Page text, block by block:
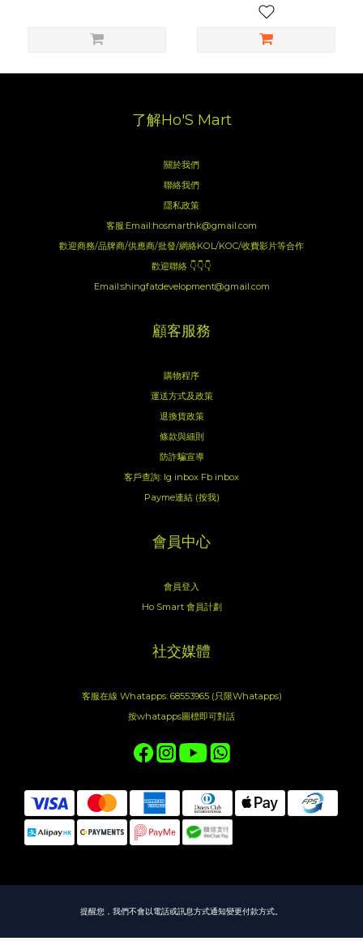
了解Ho'S Mart
關於我們
聯絡我們
隱私政策
客服:Email:hosmarthk@gmail.com
歡迎商務/品牌商/供應商/批發/網絡KOL/KOC/收費影片等合作
歡迎聯絡 👇👇👇
Email:shingfatdevelopment@gmail.com
顧客服務
購物程序
運送方式及政策
退換貨政策
條款與細則
防詐騙宣導
客戶查詢: Ig inbox Fb inbox
Payme連結 (按我)
會員中心
會員登入
Ho Smart 會員計劃
社交媒體
客服在線 Whatapps: 68553965 (只限Whatapps)
按whatapps圖標即可對話
提醒您，我們不會以電話或訊息方式通知變更付款方式。